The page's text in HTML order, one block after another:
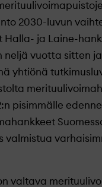
2030-luvun
Halla- ja Laine-
neljä vuotta sitten
yhtiönä
pisimmälle
valmistua
valtava